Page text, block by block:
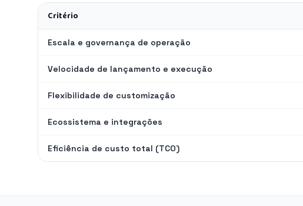
Critério
Escala e governança de operação
Velocidade de lançamento e execução
Flexibilidade de customização
Ecossistema e integrações
Eficiência de custo total (TCO)